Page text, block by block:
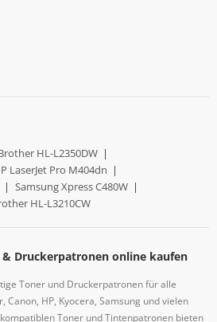
HL-L2350DW |
LaserJet Pro M404dn |
| Samsung Xpress C480W |
HL-L3210CW
& Druckerpatronen online kaufen
Toner und Druckerpatronen für alle
HP, Kyocera, Samsung und vielen
Toner und Tintenpatronen bieten